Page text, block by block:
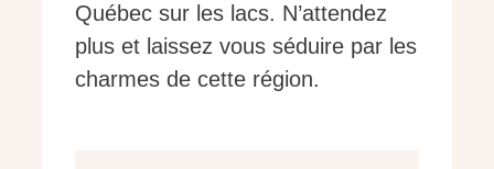
Québec sur les lacs. N’attendez
plus et laissez vous séduire par les
charmes de cette région.